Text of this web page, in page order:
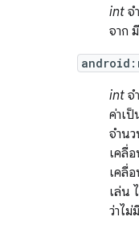
int จ
จาก
int จ
ค่าเป็
จำน
เคลื่
เคลื่
เล่น
ว่าไม่